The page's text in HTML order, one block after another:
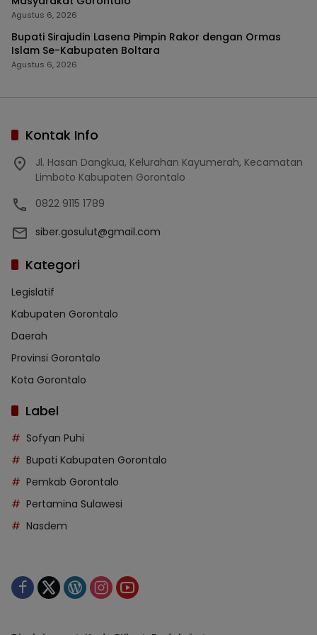
Agustus 6, 2026
Bupati Sirajudin Lasena Pimpin Rakor dengan Ormas
Islam Se-Kabupaten Boltara
Agustus 6, 2026
Kontak Info
Jl. Hasan Dangkua, Kelurahan Kayumerah, Kecamatan
Limboto Kabupaten Gorontalo
0822 9115 1789
siber.gosulut@gmail.com
Kategori
Legislatif
Kabupaten Gorontalo
Daerah
Provinsi Gorontalo
Kota Gorontalo
Label
Sofyan Puhi
Bupati Kabupaten Gorontalo
Pemkab Gorontalo
Pertamina Sulawesi
Nasdem